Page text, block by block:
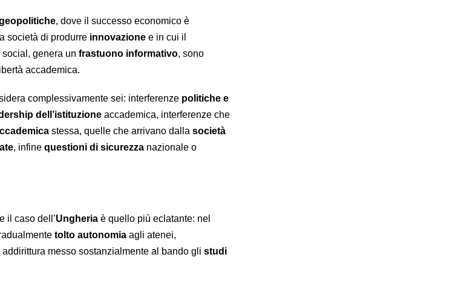
, dove il successo economico è
società di produrre innovazione e in cui il
genera un frastuono informativo, sono
accademica.
complessivamente sei: interferenze politiche e
dell’istituzione accademica, interferenze che
stessa, quelle che arrivano dalla società
, infine questioni di sicurezza nazionale o
il caso dell’Ungheria è quello più eclatante: nel
tolto autonomia agli atenei,
messo sostanzialmente al bando gli studi